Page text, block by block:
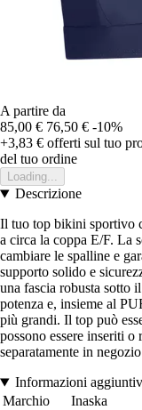
A partire da
85,00 € 76,50 € -10%
+3,83 € offerti sul tuo
del tuo ordine
Loading...
Descrizione
Il tuo top bikini sportivo
a circa la coppa E/F. La
cambiare le spalline e
supporto solido e
una fascia robusta sotto
potenza e, insieme al
più grandi. Il top può
possono essere inseriti o
separatamente in
Informazioni
Marchio
Inaska